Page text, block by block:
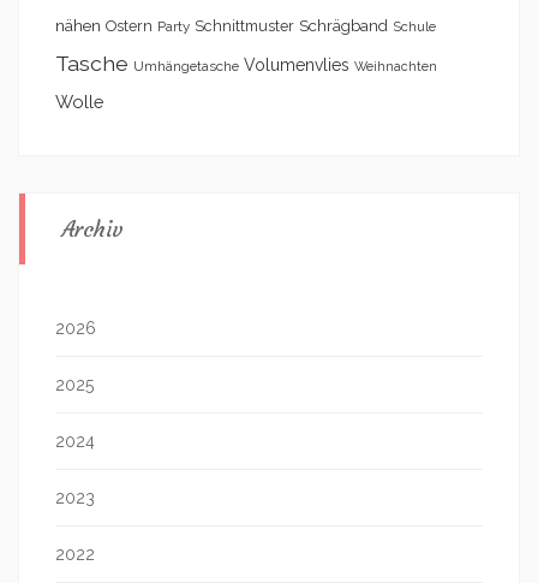
nähen Ostern Party Schnittmuster Schrägband Schule
Tasche Umhängetasche Volumenvlies Weihnachten
Wolle
Archiv
2026
2025
2024
2023
2022